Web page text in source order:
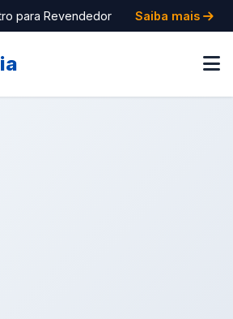
para Revendedor Saiba mais